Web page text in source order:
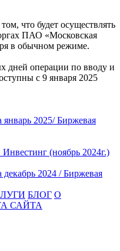
что будет осуществлять
ПАО «Московская
в обычном режиме.
дней операции по вводу и
с 9 января 2025
2025/ Биржевая
Инвестинг (ноябрь 2024г.)
2024 / Биржевая
БЛОГ О
САЙТА